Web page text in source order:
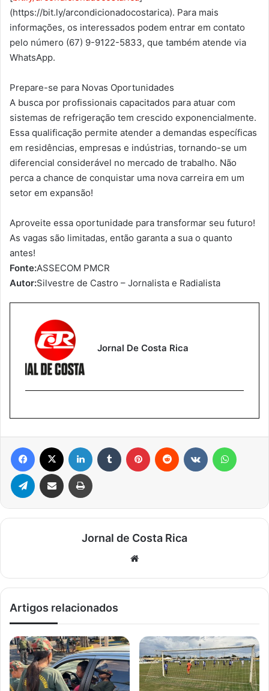
(https://bit.ly/arcondicionadocostarica). Para mais
informações, os interessados podem entrar em contato
pelo número (67) 9-9122-5833, que também atende via
WhatsApp.
Prepare-se para Novas Oportunidades
A busca por profissionais capacitados para atuar com
sistemas de refrigeração tem crescido exponencialmente.
Essa qualificação permite atender a demandas específicas
em residências, empresas e indústrias, tornando-se um
diferencial considerável no mercado de trabalho. Não
perca a chance de conquistar uma nova carreira em um
setor em expansão!
Aproveite essa oportunidade para transformar seu futuro!
As vagas são limitadas, então garanta a sua o quanto
antes!
Fonte:ASSECOM PMCR
Autor:Silvestre de Castro – Jornalista e Radialista
Jornal De Costa Rica
Facebook Linkedin Tumblr Pinterest Reddit
Telegram Compartilhar via e-mail Imprimir
Jornal de Costa Rica
Artigos relacionados